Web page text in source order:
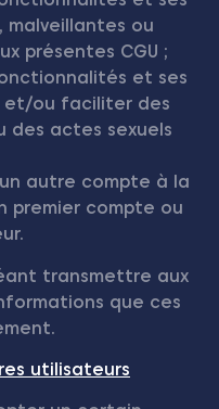
malveillantes ou
présentes CGU ;
et ses
et/ou faciliter des
des actes sexuels
autre compte à la
premier compte ou
transmettre aux
que ces
utilisateurs